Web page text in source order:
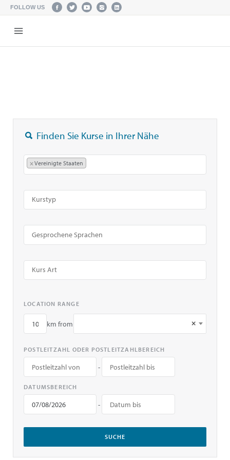
FOLLOW US
Finden Sie Kurse in Ihrer Nähe
×Vereinigte Staaten
LOCATION RANGE
km from ×
POSTLEITZAHL ODER POSTLEITZAHLBEREICH
-
DATUMSBEREICH
-
SUCHE